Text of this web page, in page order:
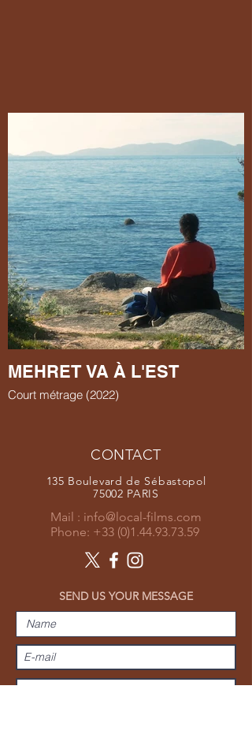
MEHRET VA À L'EST
Court métrage (2022)
CONTACT
135 Boulevard de Sébastopol
75002 PARIS
Mail : info@local-films.com
Phone: +33 (0)1.44.93.73.59
SEND US YOUR MESSAGE